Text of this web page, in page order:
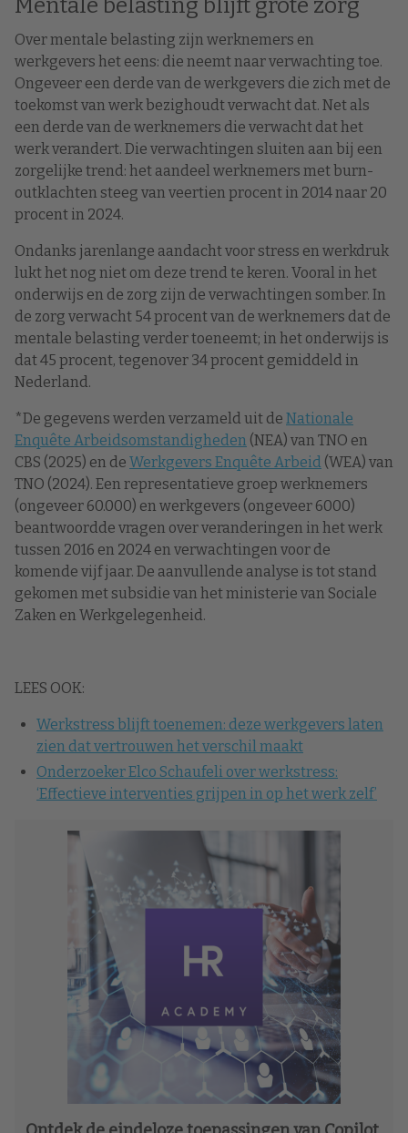
Mentale belasting blijft grote zorg
Over mentale belasting zijn werknemers en
werkgevers het eens: die neemt naar verwachting toe.
Ongeveer een derde van de werkgevers die zich met de
toekomst van werk bezighoudt verwacht dat. Net als
een derde van de werknemers die verwacht dat het
werk verandert. Die verwachtingen sluiten aan bij een
zorgelijke trend: het aandeel werknemers met burn-
outklachten steeg van veertien procent in 2014 naar 20
procent in 2024.
Ondanks jarenlange aandacht voor stress en werkdruk
lukt het nog niet om deze trend te keren. Vooral in het
onderwijs en de zorg zijn de verwachtingen somber. In
de zorg verwacht 54 procent van de werknemers dat de
mentale belasting verder toeneemt; in het onderwijs is
dat 45 procent, tegenover 34 procent gemiddeld in
Nederland.
*De gegevens werden verzameld uit de Nationale
Enquête Arbeidsomstandigheden (NEA) van TNO en
CBS (2025) en de Werkgevers Enquête Arbeid (WEA) van
TNO (2024). Een representatieve groep werknemers
(ongeveer 60.000) en werkgevers (ongeveer 6000)
beantwoordde vragen over veranderingen in het werk
tussen 2016 en 2024 en verwachtingen voor de
komende vijf jaar. De aanvullende analyse is tot stand
gekomen met subsidie van het ministerie van Sociale
Zaken en Werkgelegenheid.
LEES OOK:
Werkstress blijft toenemen: deze werkgevers laten
zien dat vertrouwen het verschil maakt
Onderzoeker Elco Schaufeli over werkstress:
‘Effectieve interventies grijpen in op het werk zelf’